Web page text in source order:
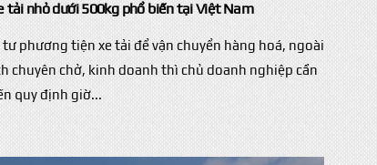
tải nhỏ dưới 500kg phổ biến tại Việt Nam
tư phương tiện xe tải để vận chuyển hàng hoá, ngoài
chuyên chở, kinh doanh thì chủ doanh nghiệp cần
quy định giờ...